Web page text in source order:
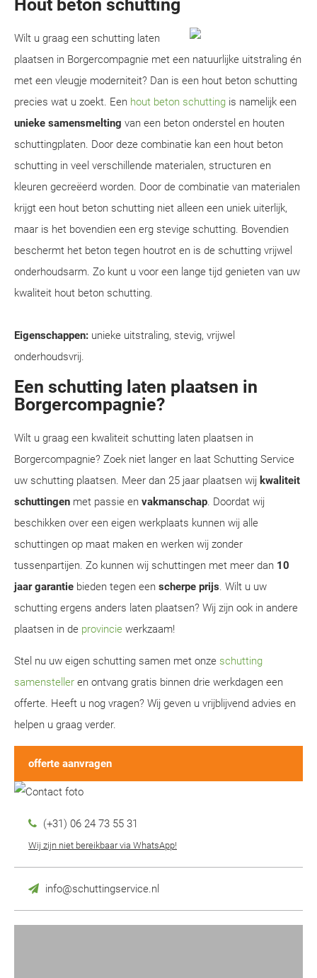
Hout beton schutting
Wilt u graag een schutting laten
plaatsen in Borgercompagnie met een natuurlijke uitstraling én
met een vleugje moderniteit? Dan is een hout beton schutting
precies wat u zoekt. Een hout beton schutting is namelijk een
unieke samensmelting van een beton onderstel en houten
schuttingplaten. Door deze combinatie kan een hout beton
schutting in veel verschillende materialen, structuren en
kleuren gecreëerd worden. Door de combinatie van materialen
krijgt een hout beton schutting niet alleen een uniek uiterlijk,
maar is het bovendien een erg stevige schutting. Bovendien
beschermt het beton tegen houtrot en is de schutting vrijwel
onderhoudsarm. Zo kunt u voor een lange tijd genieten van uw
kwaliteit hout beton schutting.
Eigenschappen: unieke uitstraling, stevig, vrijwel
onderhoudsvrij.
Een schutting laten plaatsen in
Borgercompagnie?
Wilt u graag een kwaliteit schutting laten plaatsen in
Borgercompagnie? Zoek niet langer en laat Schutting Service
uw schutting plaatsen. Meer dan 25 jaar plaatsen wij kwaliteit
schuttingen met passie en vakmanschap. Doordat wij
beschikken over een eigen werkplaats kunnen wij alle
schuttingen op maat maken en werken wij zonder
tussenpartijen. Zo kunnen wij schuttingen met meer dan 10
jaar garantie bieden tegen een scherpe prijs. Wilt u uw
schutting ergens anders laten plaatsen? Wij zijn ook in andere
plaatsen in de provincie werkzaam!
Stel nu uw eigen schutting samen met onze schutting
samensteller en ontvang gratis binnen drie werkdagen een
offerte. Heeft u nog vragen? Wij geven u vrijblijvend advies en
helpen u graag verder.
offerte aanvragen
(+31) 06 24 73 55 31
Wij zijn niet bereikbaar via WhatsApp!
info@schuttingservice.nl